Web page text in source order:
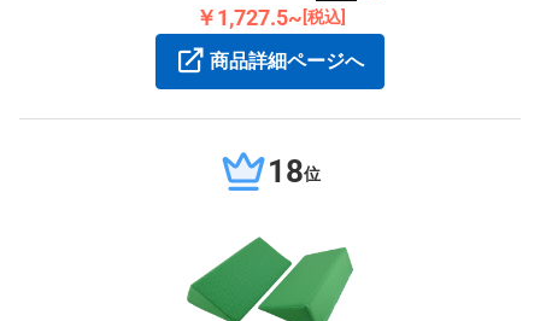
￥1,727.5~ [税込]
商品詳細ページへ
18位